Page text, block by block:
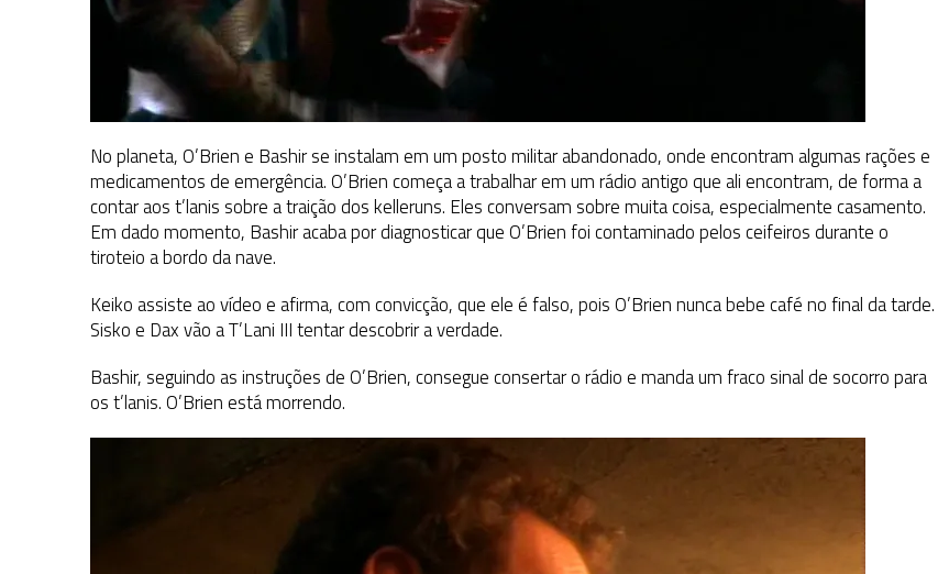
No planeta, O’Brien e Bashir se instalam em um posto militar abandonado, onde encontram algumas rações e
medicamentos de emergência. O’Brien começa a trabalhar em um rádio antigo que ali encontram, de forma a
contar aos t’lanis sobre a traição dos kelleruns. Eles conversam sobre muita coisa, especialmente casamento.
Em dado momento, Bashir acaba por diagnosticar que O’Brien foi contaminado pelos ceifeiros durante o
tiroteio a bordo da nave.
Keiko assiste ao vídeo e afirma, com convicção, que ele é falso, pois O’Brien nunca bebe café no final da tarde.
Sisko e Dax vão a T’Lani III tentar descobrir a verdade.
Bashir, seguindo as instruções de O’Brien, consegue consertar o rádio e manda um fraco sinal de socorro para
os t’lanis. O’Brien está morrendo.